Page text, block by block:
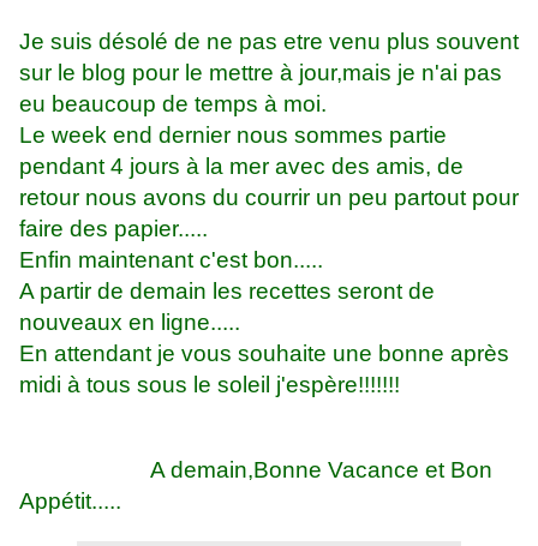
Je suis désolé de ne pas etre venu plus souvent
sur le blog pour le mettre à jour,mais je n'ai pas
eu beaucoup de temps à moi.
Le week end dernier nous sommes partie
pendant 4 jours à la mer avec des amis, de
retour nous avons du courrir un peu partout pour
faire des papier.....
Enfin maintenant c'est bon.....
A partir de demain les recettes seront de
nouveaux en ligne.....
En attendant je vous souhaite une bonne après
midi à tous sous le soleil j'espère!!!!!!!
A demain,Bonne Vacance et Bon
Appétit.....